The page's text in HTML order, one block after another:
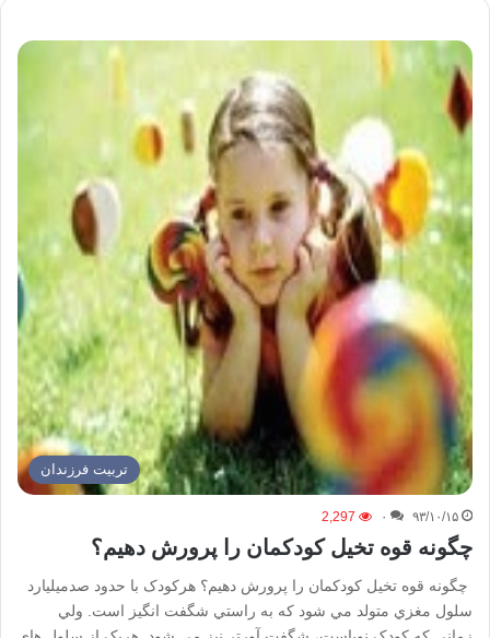
تربیت فرزندان
۹۳/۱۰/۱۵ ۰ 2,297
چگونه قوه تخيل كودكمان را پرورش دهيم؟
چگونه قوه تخيل كودكمان را پرورش دهيم؟ هرکودک با حدود صدميليارد
سلول مغزي متولد مي شود که به راستي شگفت انگيز است. ولي